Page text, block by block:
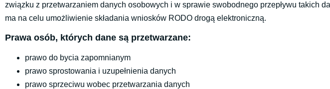
związku z przetwarzaniem danych osobowych i w sprawie swobodnego przepływu takich
ma na celu umożliwienie składania wniosków RODO drogą elektroniczną.
Prawa osób, których dane są przetwarzane:
prawo do bycia zapomnianym
prawo sprostowania i uzupełnienia danych
prawo sprzeciwu wobec przetwarzania danych